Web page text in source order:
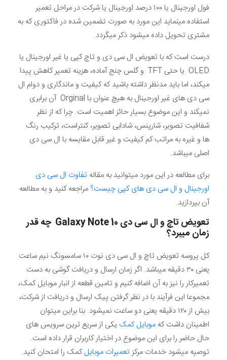
فول اورجینال یا ۱۰۰ درصد اورجینال یا شرکت در مراحل تعمیر
استفاده مینماید این مورد به صورت تضمین شده در فاکتوری که به
مشتری تحویل داده میشود ذکر میگردد.
درست است که با تعویض ال سی دی و تاچ کپی یا غیر اورجینال یا
OLED یا حتی TFT و گلس چنج آماده، هزینه تعمیر کاهش پیدا
میکند، اما باید مدنظر داشته باشید که کیفیت و ماندگاری و دوام ال
سی دی های غیر اورجینال به هیچ عنوان با Orginal آن برابری
نمیکند و این موضوع بسیار حائز اهمیت است. چرا که از نظر
شفافیت تصویر، شارپنس، شادابی تصویر، کنتراست، ترکیب رنگ
ها و غیره به مراتب کم کیفیت و غیر قابل مقایسه با ال سی دی
اصلی میباشد.
برای مطالعه در این مورد میتوانید به مقاله تفاوت ال سی دی
اورجینال و ال سی دی های کپی چیست؟ مراجعه کنید و به مطالعه
آن بپردازید.
تعویض تاچ و ال سی دی Galaxy Note 10 چه قدر
زمان میبرد؟
کل پروسه تعویض تاچ و ال سی دی نوت ۱۰ سامسونگ نیم ساعت
یعنی ۳۰ دقیقه میباشد. اگر زمان ارسال و دریافت گوشی به دست
تعمیرکار را نیز به آن اضافه کنیم و تامین قطعه از انبار موبایل کمک،
مجموعا این فرآیند با در نظر گرفتن پیک ارسال و دریافت از شرکت،
بیش از ۱۲۰ دقیقه یعنی دو ساعت نمیشود. بنا براین میتوان
اطمینان داشت که موبایل کمک یکی از سریع ترین سرویس های
حال حاضر را برای این موضوع در اختیار کاربران قرار داده است.
توصیه میشود خدمات مرکزتعمیرات موبایلکمک را امتحان کنید.